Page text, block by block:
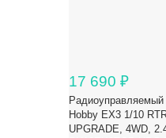
17 690 ₽
Радиоуправляемый
Hobby EX3 1/10
UPGRADE, 4WD,